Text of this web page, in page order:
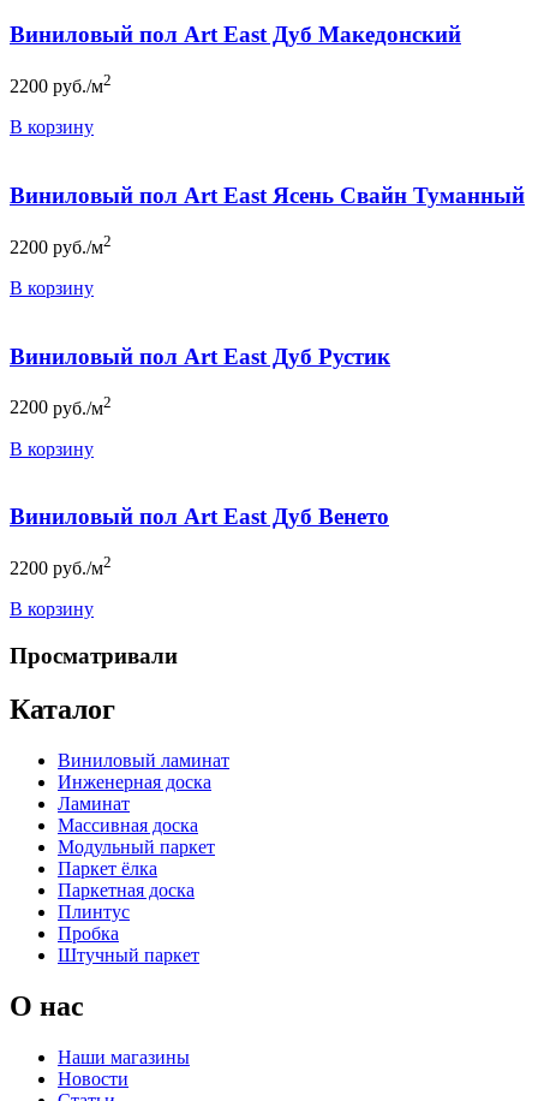
Виниловый пол Art East Дуб Македонский
2200 руб./м2
В корзину
Виниловый пол Art East Ясень Свайн Туманный
2200 руб./м2
В корзину
Виниловый пол Art East Дуб Рустик
2200 руб./м2
В корзину
Виниловый пол Art East Дуб Венето
2200 руб./м2
В корзину
Просматривали
Каталог
Виниловый ламинат
Инженерная доска
Ламинат
Массивная доска
Модульный паркет
Паркет ёлка
Паркетная доска
Плинтус
Пробка
Штучный паркет
О нас
Наши магазины
Новости